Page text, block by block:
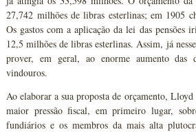
27,742 milhões de libras esterlinas; em 1905
Os gastos com a aplicação da lei das pensões
12,5 milhões de libras esterlinas. Assim, já
prover, em geral, ao enorme aumento das
vindouros.
Ao elaborar a sua proposta de orçamento,
maior pressão fiscal, em primeiro lugar,
fundiários e os membros da mais alta